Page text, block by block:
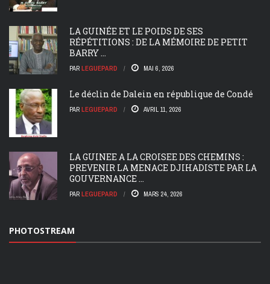
LA GUINÉE ET LE POIDS DE SES
RÉPÉTITIONS : DE LA MÉMOIRE DE PETIT
BARRY ...
PAR LEGUEPARD MAI 6, 2026
Le déclin de Dalein en république de Condé
PAR LEGUEPARD AVRIL 11, 2026
LA GUINEE A LA CROISEE DES CHEMINS :
PREVENIR LA MENACE DJIHADISTE PAR LA
GOUVERNANCE ...
PAR LEGUEPARD MARS 24, 2026
PHOTOSTREAM